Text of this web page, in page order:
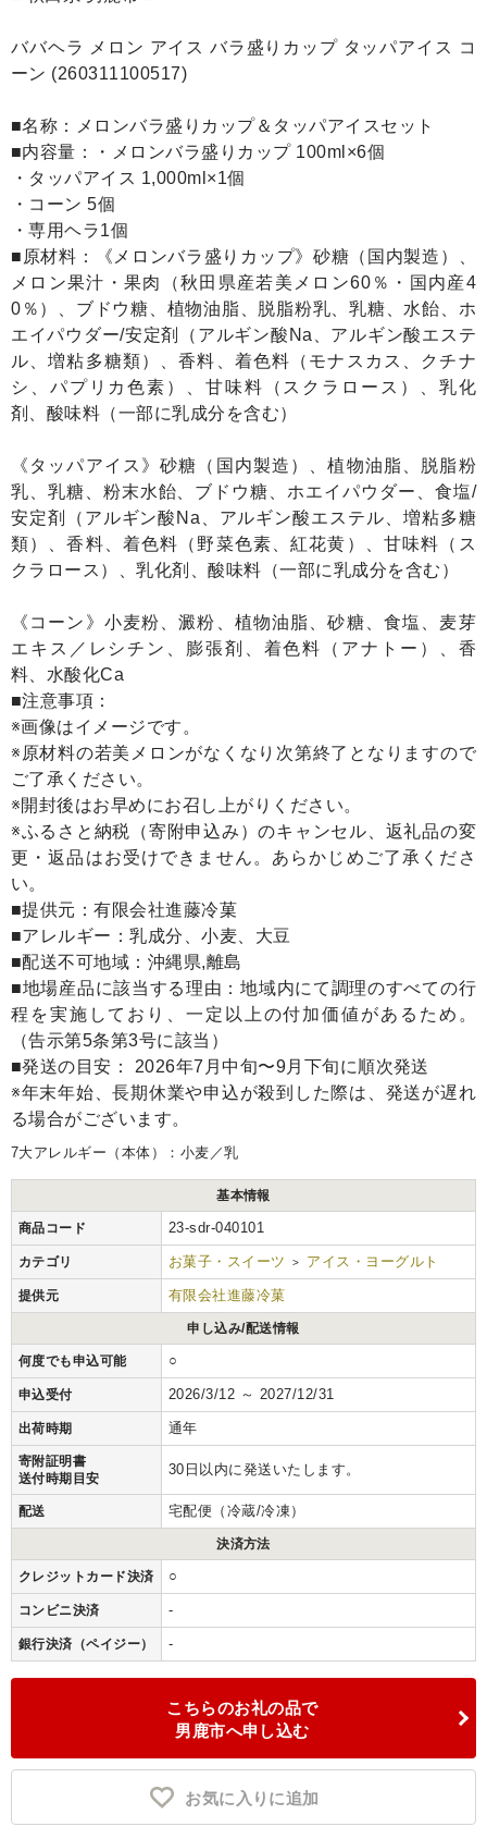
ババヘラ メロン アイス バラ盛りカップ タッパアイス コ
ーン (260311100517)
■名称：メロンバラ盛りカップ＆タッパアイスセット
■内容量：・メロンバラ盛りカップ 100ml×6個
・タッパアイス 1,000ml×1個
・コーン 5個
・専用ヘラ1個
■原材料：《メロンバラ盛りカップ》砂糖（国内製造）、
メロン果汁・果肉（秋田県産若美メロン60％・国内産4
0％）、ブドウ糖、植物油脂、脱脂粉乳、乳糖、水飴、ホ
エイパウダー/安定剤（アルギン酸Na、アルギン酸エステ
ル、増粘多糖類）、香料、着色料（モナスカス、クチナ
シ、パプリカ色素）、甘味料（スクラロース）、乳化
剤、酸味料（一部に乳成分を含む）
《タッパアイス》砂糖（国内製造）、植物油脂、脱脂粉
乳、乳糖、粉末水飴、ブドウ糖、ホエイパウダー、食塩/
安定剤（アルギン酸Na、アルギン酸エステル、増粘多糖
類）、香料、着色料（野菜色素、紅花黄）、甘味料（ス
クラロース）、乳化剤、酸味料（一部に乳成分を含む）
《コーン》小麦粉、澱粉、植物油脂、砂糖、食塩、麦芽
エキス／レシチン、膨張剤、着色料（アナトー）、香
料、水酸化Ca
■注意事項：
※画像はイメージです。
※原材料の若美メロンがなくなり次第終了となりますので
ご了承ください。
※開封後はお早めにお召し上がりください。
※ふるさと納税（寄附申込み）のキャンセル、返礼品の変
更・返品はお受けできません。あらかじめご了承くださ
い。
■提供元：有限会社進藤冷菓
■アレルギー：乳成分、小麦、大豆
■配送不可地域：沖縄県,離島
■地場産品に該当する理由：地域内にて調理のすべての行
程を実施しており、一定以上の付加価値があるため。
（告示第5条第3号に該当）
■発送の目安： 2026年7月中旬〜9月下旬に順次発送
※年末年始、長期休業や申込が殺到した際は、発送が遅れ
る場合がございます。
7大アレルギー（本体）：小麦／乳
基本情報
商品コード 23-sdr-040101
カテゴリ お菓子・スイーツ > アイス・ヨーグルト
提供元 有限会社進藤冷菓
申し込み/配送情報
何度でも申込可能 ○
申込受付 2026/3/12 ～ 2027/12/31
出荷時期 通年
寄附証明書
送付時期目安
30日以内に発送いたします。
配送 宅配便（冷蔵/冷凍）
決済方法
クレジットカード決済 ○
コンビニ決済 -
銀行決済（ペイジー） -
こちらのお礼の品で
男鹿市へ申し込む
お気に入りに追加